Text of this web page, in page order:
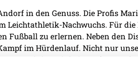
in den Genuss. Die Profis
Leichtathletik-Nachwuchs. Für
Fußball zu erlernen. Neben den
im Hürdenlauf. Nicht nur
Trainingseinheit Spaß gemacht.